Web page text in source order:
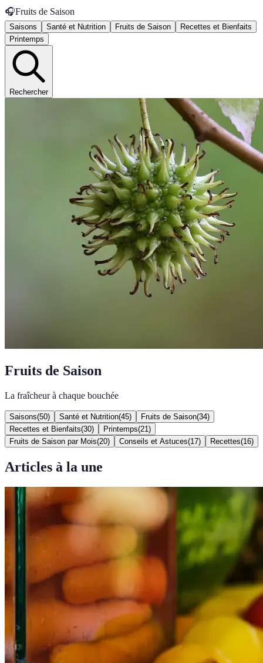
🎧Fruits de Saison
Saisons Santé et Nutrition Fruits de Saison
Recettes et Bienfaits
Printemps
Rechercher
Fruits de Saison
La fraîcheur à chaque bouchée
Saisons(50) Santé et Nutrition(45) Fruits de Saison(34)
Recettes et Bienfaits(30) Printemps(21 )
Fruits de Saison par Mois(20) Conseils et Astuces(17) Recettes(16)
Articles à la une